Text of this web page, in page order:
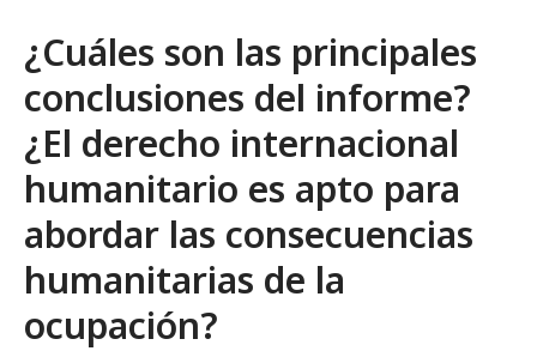
¿Cuáles son las principales
conclusiones del informe?
¿El derecho internacional
humanitario es apto para
abordar las consecuencias
humanitarias de la
ocupación?